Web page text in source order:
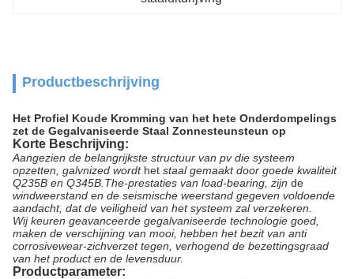
Productbeschrijving
Het Profiel Koude Kromming van het hete Onderdompelings
zet de Gegalvaniseerde Staal Zonnesteunsteun op
Korte Beschrijving:
Aangezien de belangrijkste structuur van pv die systeem
opzetten, galvnized wordthet staalgemaakt door goede kwaliteit
Q235B en Q345B.The-prestaties van load-bearing , zijn de
windweerstand en de seismische weerstand gegeven voldoende
aandacht, datde veiligheid van het systeem zal verzekeren.
Wij keuren geavanceerde gegalvaniseerde technologie goed,
maken de verschijning van mooi, hebben het bezit van anti
corrosivewear-zichverzet tegen , verhogend de bezettingsgraad
van het product en de levensduur.
Productparameter: